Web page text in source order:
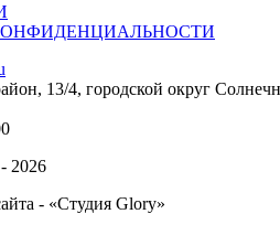
13/4, городской округ
2026
- «Студия Glory»